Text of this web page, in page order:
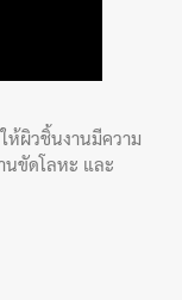
ห้ผิวชิ้นงานมีความ
นขัดโลหะ และ